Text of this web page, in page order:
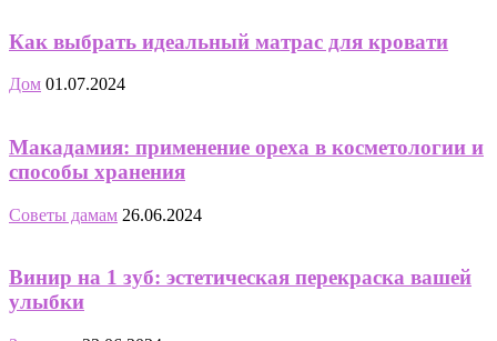
Как выбрать идеальный матрас для кровати
Дом 01.07.2024
Макадамия: применение ореха в косметологии и
способы хранения
Советы дамам 26.06.2024
Винир на 1 зуб: эстетическая перекраска вашей
улыбки